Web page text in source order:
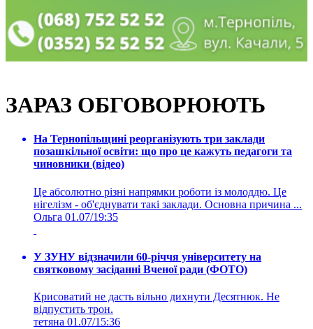
ЗАРАЗ ОБГОВОРЮЮТЬ
На Тернопільщині реорганізують три заклади
позашкільної освіти: що про це кажуть педагоги та
чиновники (відео)
Це абсолютно різні напрямки роботи із молоддю. Це
нігелізм - об'єднувати такі заклади. Основна причина ...
Ольга 01.07/19:35
У ЗУНУ відзначили 60-річчя університету на
святковому засіданні Вченої ради (ФОТО)
Крисоватий не дасть вільно дихнути Десятнюк. Не
відпустить трон.
тетяна 01.07/15:36